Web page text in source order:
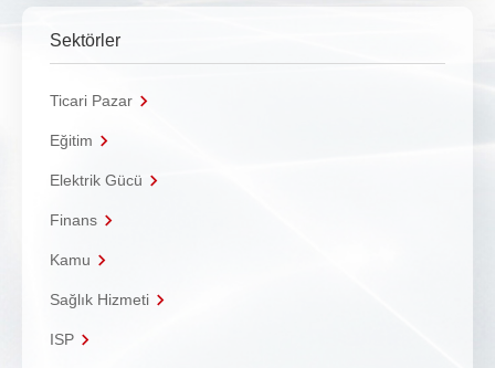
Sektörler
Ticari Pazar
Eğitim
Elektrik Gücü
Finans
Kamu
Sağlık Hizmeti
ISP